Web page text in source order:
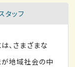
タッフ
、さまざまな
が地域社会の中